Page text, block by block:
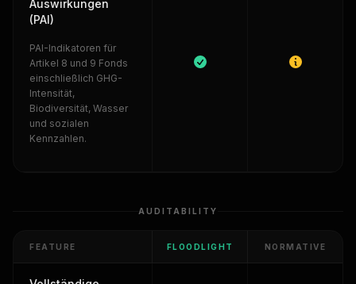
Auswirkungen
(PAI)
PAI-Indikatoren für
Artikel 8 und 9 Fonds
einschließlich GHG-
Intensität,
Biodiversität, Wasser
und sozialen
Kennzahlen.
AUDITABILITY
FEATURE FLOODLIGHT NORMATIVE